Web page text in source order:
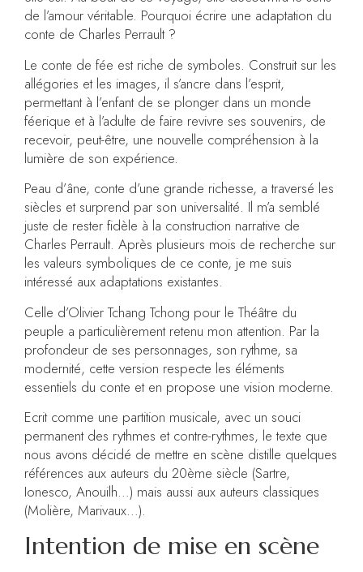
de l’amour véritable. Pourquoi écrire une adaptation du
conte de Charles Perrault ?
Le conte de fée est riche de symboles. Construit sur les
allégories et les images, il s’ancre dans l’esprit,
permettant à l’enfant de se plonger dans un monde
féerique et à l’adulte de faire revivre ses souvenirs, de
recevoir, peut-être, une nouvelle compréhension à la
lumière de son expérience.
Peau d’âne, conte d’une grande richesse, a traversé les
siècles et surprend par son universalité. Il m’a semblé
juste de rester fidèle à la construction narrative de
Charles Perrault. Après plusieurs mois de recherche sur
les valeurs symboliques de ce conte, je me suis
intéressé aux adaptations existantes.
Celle d’Olivier Tchang Tchong pour le Théâtre du
peuple a particulièrement retenu mon attention. Par la
profondeur de ses personnages, son rythme, sa
modernité, cette version respecte les éléments
essentiels du conte et en propose une vision moderne.
Ecrit comme une partition musicale, avec un souci
permanent des rythmes et contre-rythmes, le texte que
nous avons décidé de mettre en scène distille quelques
références aux auteurs du 20ème siècle (Sartre,
Ionesco, Anouilh…) mais aussi aux auteurs classiques
(Molière, Marivaux…).
Intention de mise en scène